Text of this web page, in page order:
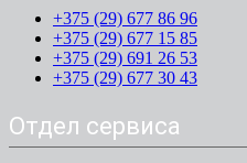
+375 (29) 677 86 96
+375 (29) 677 15 85
+375 (29) 691 26 53
+375 (29) 677 30 43
Отдел сервиса